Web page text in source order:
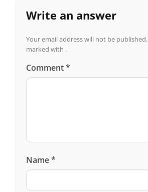
Write an answer
Your email address will not be published.
marked with .
Comment*
Name*